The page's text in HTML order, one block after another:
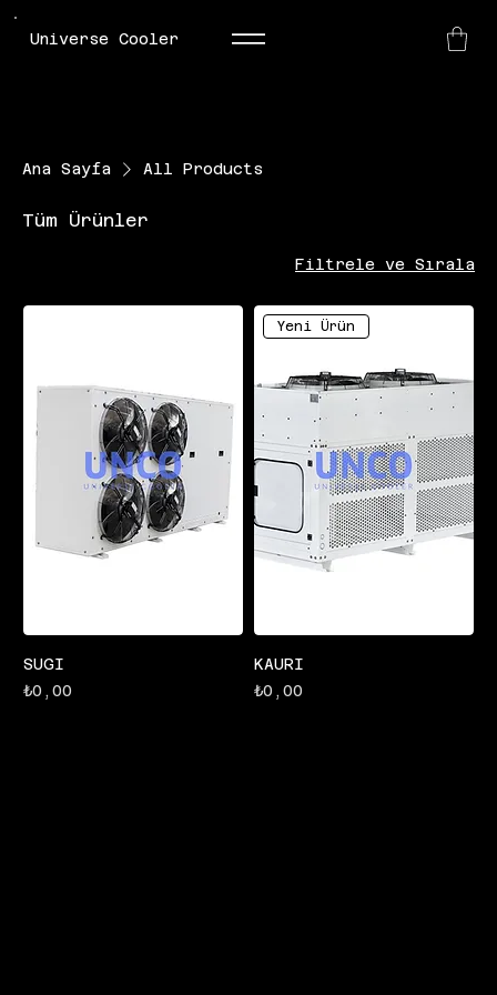
Universe Cooler
Ana Sayfa All Products
Tüm Ürünler
Filtrele ve Sırala
SUGI
Fiyat
₺0,00
Yeni Ürün
KAURI
Fiyat
₺0,00